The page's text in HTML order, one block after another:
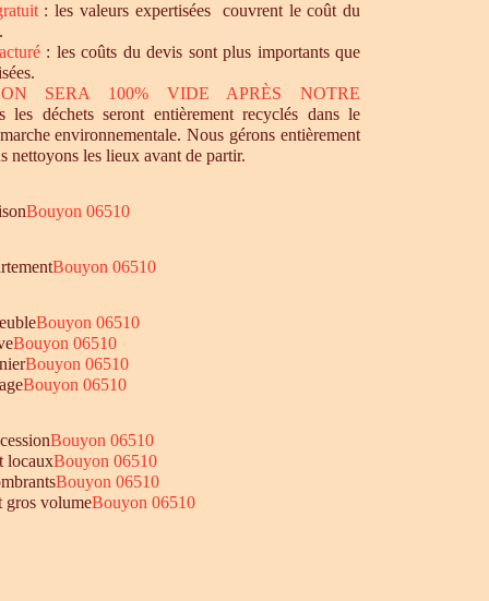
: les valeurs expertisées couvrent le coût du
: les coûts du devis sont plus importants que
SERA 100% VIDE APRÈS NOTRE
les déchets seront entièrement recyclés dans le
environnementale. Nous gérons entièrement
nettoyons les lieux avant de partir.
Bouyon 06510
Bouyon 06510
Bouyon 06510
Bouyon 06510
Bouyon 06510
Bouyon 06510
Bouyon 06510
locauxBouyon 06510
Bouyon 06510
gros volumeBouyon 06510